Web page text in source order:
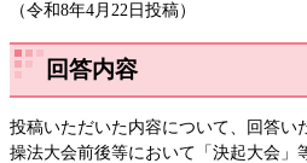
​（令和8年4月22日投稿）
回答内容
投稿いただいた内容について、回答い
操法大会前後等において「決起大会」